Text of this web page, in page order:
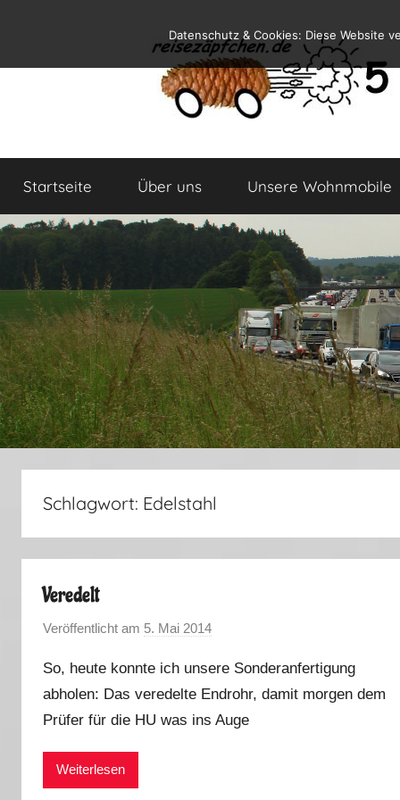
springen
Reiseblog
und
Leben
Wohnmobil
Startseite Über uns Unsere Wohnmobile
Schlagwort: Edelstahl
Veredelt
Veröffentlicht am 5. Mai 2014
n
M
a
So, heute konnte ich unsere Sonderanfertigung
abholen: Das veredelte Endrohr, damit morgen dem
Prüfer für die HU was ins Auge
Weiterlesen
Datenschutz & Cookies: Diese Website